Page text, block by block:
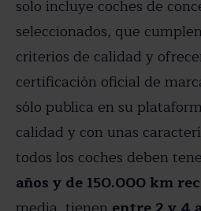
solo incluye coches de
seleccionados, que
criterios de calidad y
certificación oficial de
sólo publica en su
calidad y con unas
todos los coches deben
años y de 150.000 km